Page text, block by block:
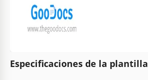
Especificaciones de la plantilla